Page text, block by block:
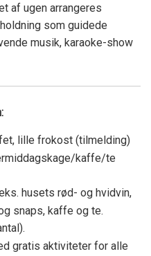
af ugen arrangeres
som guidede
musik, karaoke-show
lille frokost (tilmelding)
kaffe/te
husets rød- og hvidvin,
snaps, kaffe og te.
gratis aktiviteter for alle